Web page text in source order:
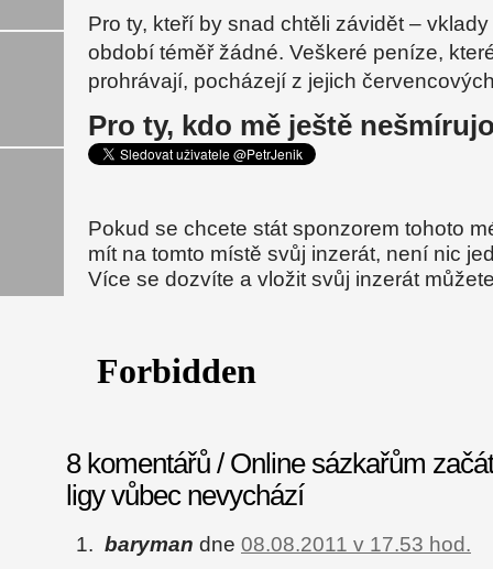
Pro ty, kteří by snad chtěli závidět –
období téměř žádné. Veškeré peníze,
prohrávají, pocházejí z jejich
Pro ty, kdo mě ještě
Pokud se chcete stát sponzorem tohoto
mít na tomto místě svůj inzerát, není nic
Více se dozvíte a vložit svůj inzerát
8 komentářů / Online sázkařům
ligy vůbec nevychází
baryman dne 08.08.2011 v 17.53 hod.